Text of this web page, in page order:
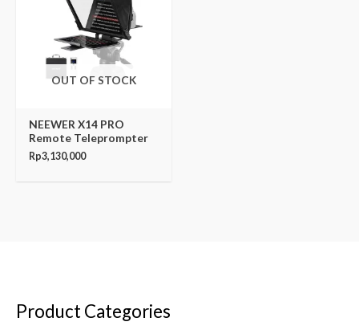
OUT OF STOCK
NEEWER X14 PRO
Remote Teleprompter
Rp3,130,000
Product Categories